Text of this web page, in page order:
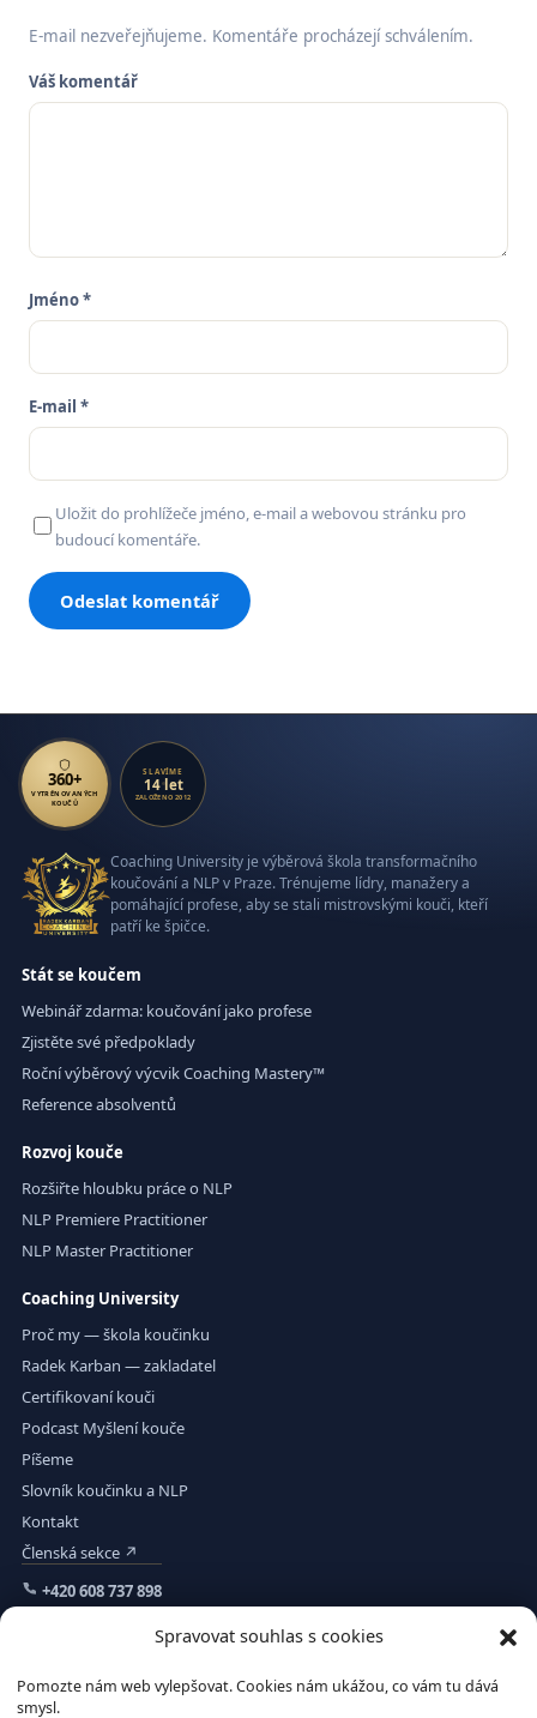
Spravovat souhlas s cookies
Pomozte nám web vylepšovat. Cookies nám ukážou, co vám tu dává
smysl.
E-mail nezveřejňujeme. Komentáře procházejí schválením.
Váš komentář
Jméno *
E-mail *
Uložit do prohlížeče jméno, e-mail a webovou stránku pro
budoucí komentáře.
Coaching University je výběrová škola transformačního
koučování a NLP v Praze. Trénujeme lídry, manažery a
pomáhající profese, aby se stali mistrovskými kouči, kteří
patří ke špičce.
Stát se koučem
Webinář zdarma: koučování jako profese
Zjistěte své předpoklady
Roční výběrový výcvik Coaching Mastery™
Reference absolventů
Rozvoj kouče
Rozšiřte hloubku práce o NLP
NLP Premiere Practitioner
NLP Master Practitioner
Coaching University
Proč my — škola koučinku
Radek Karban — zakladatel
Certifikovaní kouči
Podcast Myšlení kouče
Píšeme
Slovník koučinku a NLP
Kontakt
Členská sekce ↗
+420 608 737 898
360+
VYTRÉNOVANÝCH
KOUČŮ
SLAVÍME
14 let
ZALOŽENO 2012